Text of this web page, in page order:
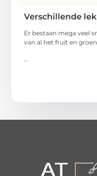
Verschillende
Er bestaan mega veel
van al het fruit en